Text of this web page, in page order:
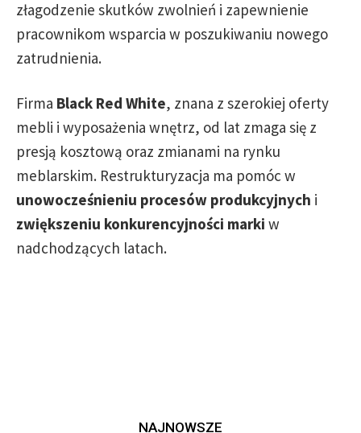
złagodzenie skutków zwolnień i zapewnienie
pracownikom wsparcia w poszukiwaniu nowego
zatrudnienia.
Firma Black Red White, znana z szerokiej oferty
mebli i wyposażenia wnętrz, od lat zmaga się z
presją kosztową oraz zmianami na rynku
meblarskim. Restrukturyzacja ma pomóc w
unowocześnieniu procesów produkcyjnych i
zwiększeniu konkurencyjności marki w
nadchodzących latach.
NAJNOWSZE